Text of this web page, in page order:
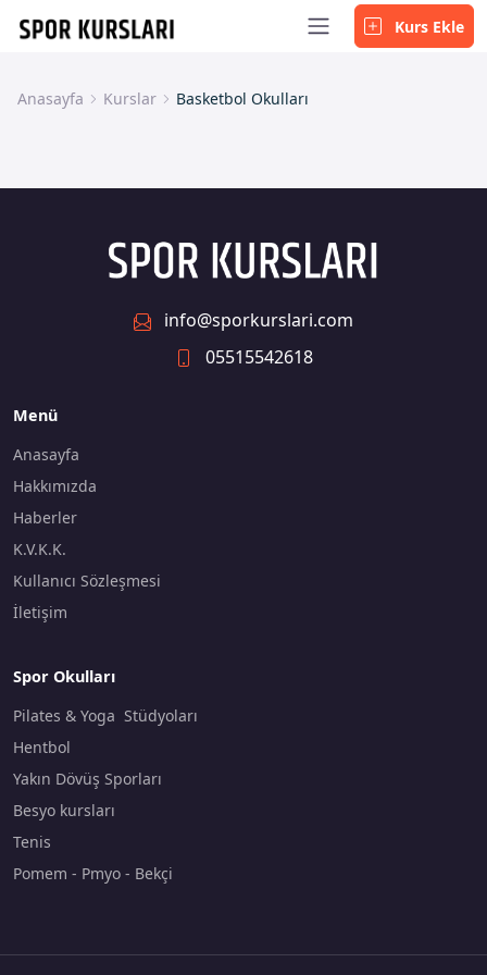
Kurs Ekle
Anasayfa Kurslar Basketbol Okulları
info@sporkurslari.com
05515542618
Menü
Anasayfa
Hakkımızda
Haberler
K.V.K.K.
Kullanıcı Sözleşmesi
İletişim
Spor Okulları
Pilates & Yoga Stüdyoları
Hentbol
Yakın Dövüş Sporları
Besyo kursları
Tenis
Pomem - Pmyo - Bekçi